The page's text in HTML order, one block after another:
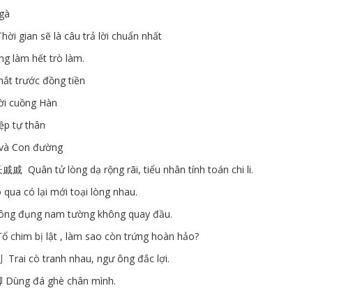
gian sẽ là câu trả lời chuẩn nhất
làm hết trò làm.
trước đồng tiền
cuồng Hàn
tự thân
Con đường
戚戚 Quân tử lòng dạ rộng rãi, tiểu nhân tính toán chi li.
qua có lại mới toại lòng nhau.
đụng nam tường không quay đầu.
chim bị lật , làm sao còn trứng hoàn hảo?
Trai cò tranh nhau, ngư ông đắc lợi.
Dùng đá ghè chân mình.